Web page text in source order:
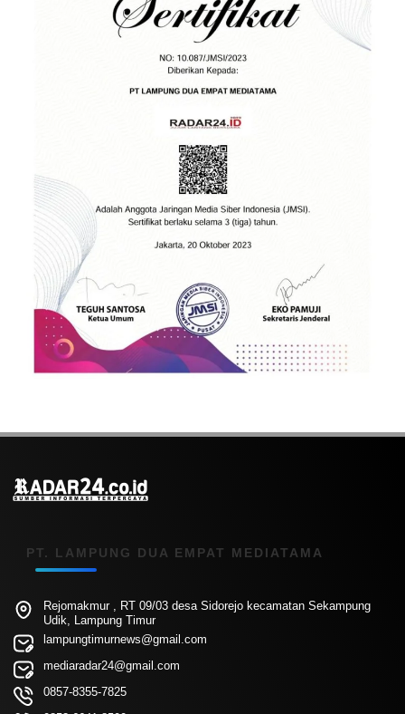
PT. LAMPUNG DUA EMPAT MEDIATAMA
Rejomakmur , RT 09/03 desa Sidorejo kecamatan Sekampung
Udik, Lampung Timur
lampungtimurnews@gmail.com
mediaradar24@gmail.com
0857-8355-7825